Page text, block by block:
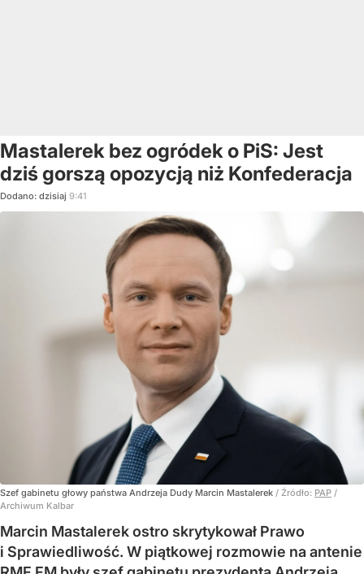
Mastalerek bez ogródek o PiS: Jest
dziś gorszą opozycją niż Konfederacja
Dodano: dzisiaj 9:41
Szef gabinetu głowy państwa Andrzeja Dudy Marcin Mastalerek / Źródło: PAP /
Archiwum Kalbar
Marcin Mastalerek ostro skrytykował Prawo
i Sprawiedliwość. W piątkowej rozmowie na antenie